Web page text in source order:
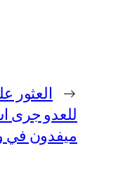
←
العثور
للعدو جرى
ميفدون